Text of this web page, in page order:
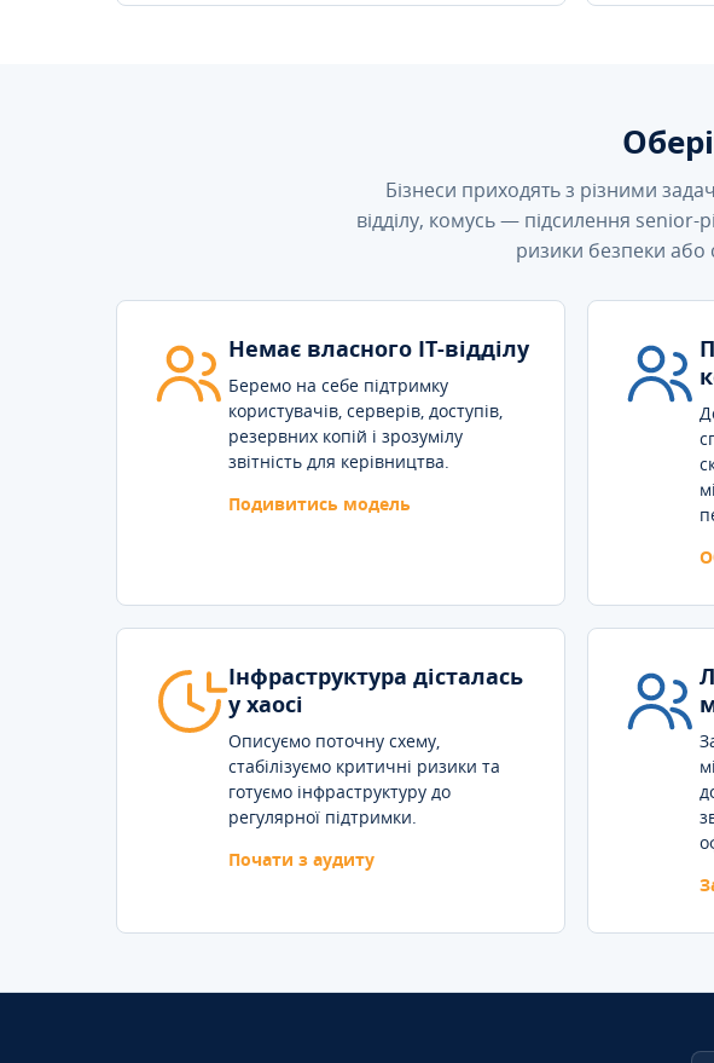
Бізнеси приходять з різними
відділу, комусь — підсилення
ризики безпеки або
Немає власного IT-відділу
Беремо на себе підтримку
користувачів, серверів, доступів,
резервних копій і зрозумілу
звітність для керівництва.
Подивитись модель
Інфраструктура дісталась
у хаосі
Описуємо поточну схему,
стабілізуємо критичні ризики та
готуємо інфраструктуру до
регулярної підтримки.
Почати з аудиту